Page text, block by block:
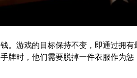
。游戏的目标保持不变，即通过拥有
牌时，他们需要脱掉一件衣服作为惩